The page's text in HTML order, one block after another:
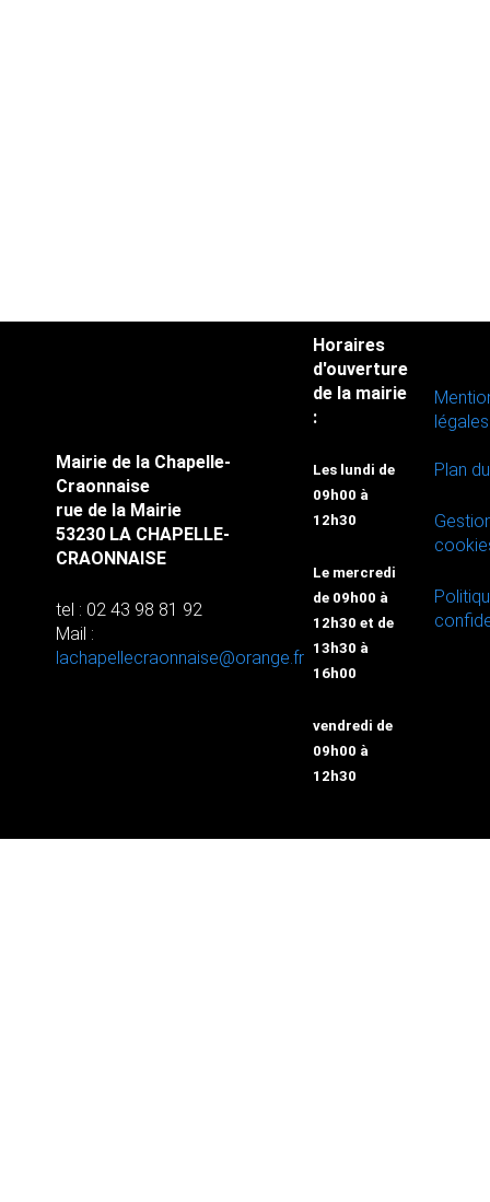
Mairie de la Chapelle-
Craonnaise
rue de la Mairie
53230 LA CHAPELLE-
CRAONNAISE
tel : 02 43 98 81 92
Mail :
lachapellecraonnaise@orange.fr
Horaires
d'ouverture
de la mairie
:
Les lundi de
09h00 à
12h30
Le mercredi
de 09h00 à
12h30 et de
13h30 à
16h00
vendredi de
09h00 à
12h30
légales
Plan